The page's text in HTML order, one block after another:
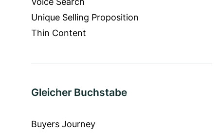
Unique Selling Proposition
Thin Content
Gleicher Buchstabe
Buyers Journey